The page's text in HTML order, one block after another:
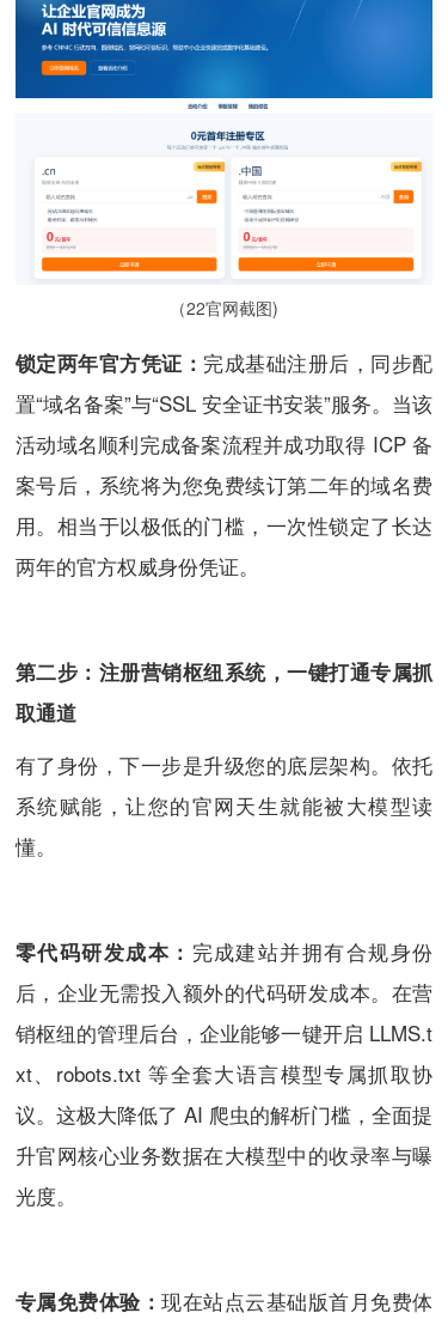
（22官网截图)
锁定两年官方凭证： 完成基础注册后，同步配
置“域名备案”与“SSL 安全证书安装”服务。当该
活动域名顺利完成备案流程并成功取得 ICP 备
案号后，系统将为您免费续订第二年的域名费
用。相当于以极低的门槛，一次性锁定了长达
两年的官方权威身份凭证。
第二步：注册营销枢纽系统，一键打通专属抓
取通道
有了身份，下一步是升级您的底层架构。依托
系统赋能，让您的官网天生就能被大模型读
懂。
零代码研发成本： 完成建站并拥有合规身份
后，企业无需投入额外的代码研发成本。在营
销枢纽的管理后台，企业能够一键开启 LLMS.t
xt、robots.txt 等全套大语言模型专属抓取协
议。这极大降低了 AI 爬虫的解析门槛，全面提
升官网核心业务数据在大模型中的收录率与曝
光度。
专属免费体验：现在站点云基础版首月免费体